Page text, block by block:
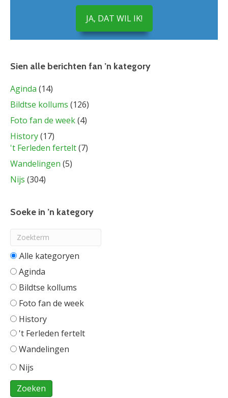
JA, DAT WIL IK!
Sien alle berichten fan ’n kategory
Aginda (14)
Bildtse kollums (126)
Foto fan de week(4)
History(17)
't Ferleden fertelt(7)
Wandelingen (5)
Nijs (304)
Soeke in ’n kategory
Alle categorieën
Aginda
Bildtse kollums
Foto fan de week
History
't Ferleden fertelt
Wandelingen
Nijs